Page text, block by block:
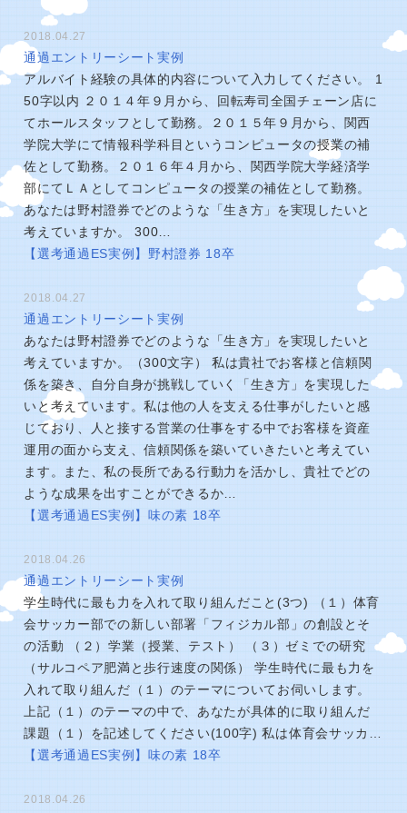
2018.04.27
通過エントリーシート実例
アルバイト経験の具体的内容について入力してください。 1
50字以内 ２０１４年９月から、回転寿司全国チェーン店に
てホールスタッフとして勤務。２０１５年９月から、関西
学院大学にて情報科学科目というコンピュータの授業の補
佐として勤務。２０１６年４月から、関西学院大学経済学
部にてＬＡとしてコンピュータの授業の補佐として勤務。
あなたは野村證券でどのような「生き方」を実現したいと
考えていますか。 300…
【選考通過ES実例】野村證券 18卒
2018.04.27
通過エントリーシート実例
あなたは野村證券でどのような「生き方」を実現したいと
考えていますか。（300文字） 私は貴社でお客様と信頼関
係を築き、自分自身が挑戦していく「生き方」を実現した
いと考えています。私は他の人を支える仕事がしたいと感
じており、人と接する営業の仕事をする中でお客様を資産
運用の面から支え、信頼関係を築いていきたいと考えてい
ます。また、私の長所である行動力を活かし、貴社でどの
ような成果を出すことができるか…
【選考通過ES実例】味の素 18卒
2018.04.26
通過エントリーシート実例
学生時代に最も力を入れて取り組んだこと(3つ) （１）体育
会サッカー部での新しい部署「フィジカル部」の創設とそ
の活動 （２）学業（授業、テスト） （３）ゼミでの研究
（サルコペア肥満と歩行速度の関係） 学生時代に最も力を
入れて取り組んだ（１）のテーマについてお伺いします。
上記（１）のテーマの中で、あなたが具体的に取り組んだ
課題（１）を記述してください(100字) 私は体育会サッカ…
【選考通過ES実例】味の素 18卒
2018.04.26